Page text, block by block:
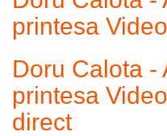
printesa
Doru Calota -
printesa
direct